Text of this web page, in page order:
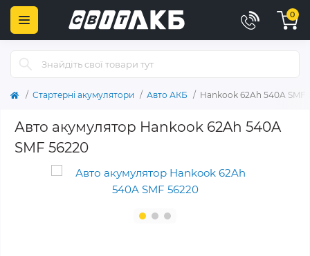
0
Стартерні акумулятори Авто АКБ Hankook 62Ah 540A SMF
Авто акумулятор Hankook 62Ah 540A
SMF 56220